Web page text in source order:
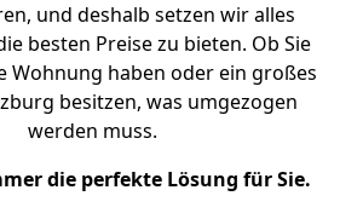
und deshalb setzen wir alles
besten Preise zu bieten. Ob Sie
Wohnung haben oder ein großes
besitzen, was umgezogen
werden muss.
die perfekte Lösung für Sie.